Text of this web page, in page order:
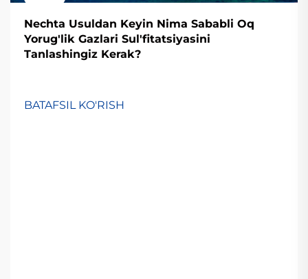
Nechta Usuldan Keyin Nima Sababli Oq
Yorug'lik Gazlari Sul'fitatsiyasini
Tanlashingiz Kerak?
BATAFSIL KO'RISH